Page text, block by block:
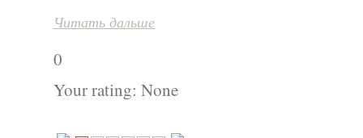
Читать дальше
0
Your rating: None